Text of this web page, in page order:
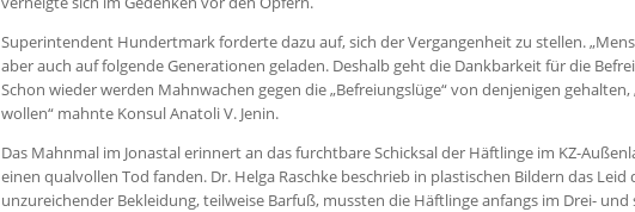
Superintendent Hundertmark forderte dazu auf, sich der Vergangenheit zu stellen.
aber auch auf folgende Generationen geladen. Deshalb geht die Dankbarkeit für die
Schon wieder werden Mahnwachen gegen die „Befreiungslüge“ von denjenigen
wollen“ mahnte Konsul Anatoli V. Jenin.
Das Mahnmal im Jonastal erinnert an das furchtbare Schicksal der Häftlinge im KZ-
einen qualvollen Tod fanden. Dr. Helga Raschke beschrieb in plastischen Bildern das
unzureichender Bekleidung, teilweise Barfuß, mussten die Häftlinge anfangs im Drei-